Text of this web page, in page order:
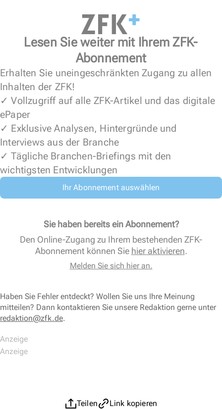
Lesen Sie weiter mit Ihrem ZFK-
Abonnement
Erhalten Sie uneingeschränkten Zugang zu allen
Inhalten der ZFK!
✓ Vollzugriff auf alle ZFK-Artikel und das digitale
ePaper
✓ Exklusive Analysen, Hintergründe und
Interviews aus der Branche
✓ Tägliche Branchen-Briefings mit den
wichtigsten Entwicklungen
Ihr Abonnement auswählen
Sie haben bereits ein Abonnement?
Den Online-Zugang zu Ihrem bestehenden ZFK-
Abonnement können Sie hier aktivieren.
Melden Sie sich hier an.
Haben Sie Fehler entdeckt? Wollen Sie uns Ihre Meinung
mitteilen? Dann kontaktieren Sie unsere Redaktion gerne unter
redaktion@zfk.de.
Teilen
Link kopieren